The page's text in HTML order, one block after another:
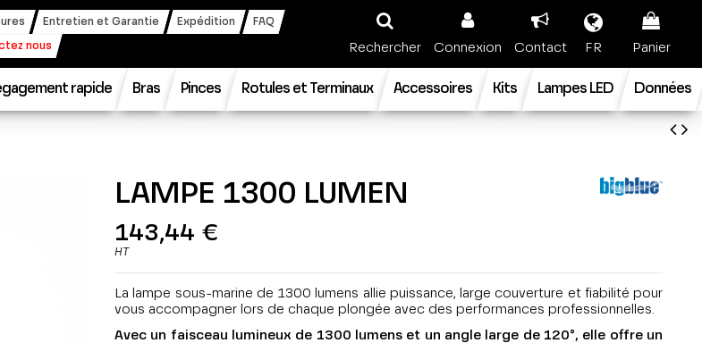
Entretien et Garantie Expédition FAQ
nous Rechercher Connexion Contact FR Panier
rapide Bras Pinces Rotules et Terminaux Accessoires Kits Lampes LED Données
LAMPE 1300 LUMEN
143,44 €
HT
La lampe sous-marine de 1300 lumens allie puissance, large couverture et fiabilité pour
vous accompagner lors de chaque plongée avec des performances professionnelles.
Avec un faisceau lumineux de 1300 lumens et un angle large de 120°, elle offre un